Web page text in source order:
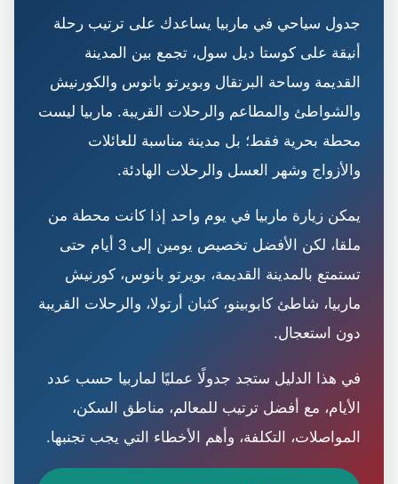
جدول سياحي في ماربيا يساعدك على ترتيب رحلة
أنيقة على كوستا ديل سول، تجمع بين المدينة
القديمة وساحة البرتقال وبويرتو بانوس والكورنيش
والشواطئ والمطاعم والرحلات القريبة. ماربيا ليست
محطة بحرية فقط؛ بل مدينة مناسبة للعائلات
والأزواج وشهر العسل والرحلات الهادئة.
يمكن زيارة ماربيا في يوم واحد إذا كانت محطة من
ملقا، لكن الأفضل تخصيص يومين إلى 3 أيام حتى
تستمتع بالمدينة القديمة، بويرتو بانوس، كورنيش
ماربيا، شاطئ كابوبينو، كثبان أرتولا، والرحلات القريبة
دون استعجال.
في هذا الدليل ستجد جدولًا عمليًا لماربيا حسب عدد
الأيام، مع أفضل ترتيب للمعالم، مناطق السكن،
المواصلات، التكلفة، وأهم الأخطاء التي يجب تجنبها.